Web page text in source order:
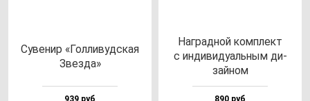
Суве­нир «Гол­ли­вуд­ская
Звез­да»
939 руб
Наг­рад­ной ком­плект
с ин­ди­ви­ду­аль­ным ди­
зай­ном
890 руб